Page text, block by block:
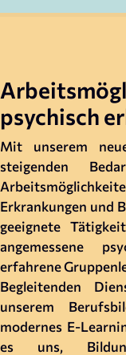
psychisch
Mit unserem
steigenden
Erkrankungen und
geeignete
angemessene
erfahrene
Begleitenden
unserem
modernes E-
es uns,